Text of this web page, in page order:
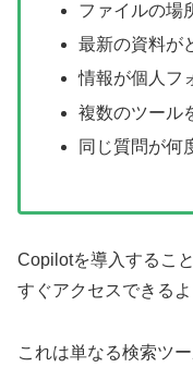
ファイルの場
最新の資料が
情報が個人フ
複数のツール
同じ質問が何
Copilotを導入するこ
すぐアクセスできるよ
これは単なる検索ツ